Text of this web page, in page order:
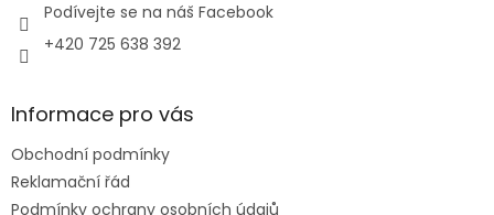
Podívejte se na náš Facebook
+420 725 638 392
Informace pro vás
Obchodní podmínky
Reklamační řád
Podmínky ochrany osobních údajů